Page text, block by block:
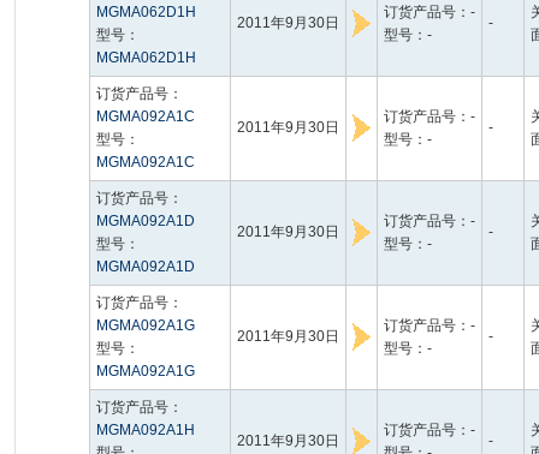
MGMA062D1H
型号：
MGMA062D1H
2011年9月30日
订货产品号：-
型号：-
-
订货产品号：
MGMA092A1C
型号：
MGMA092A1C
2011年9月30日
订货产品号：-
型号：-
-
订货产品号：
MGMA092A1D
型号：
MGMA092A1D
2011年9月30日
订货产品号：-
型号：-
-
订货产品号：
MGMA092A1G
型号：
MGMA092A1G
2011年9月30日
订货产品号：-
型号：-
-
订货产品号：
MGMA092A1H
2011年9月30日
订货产品号：-
-